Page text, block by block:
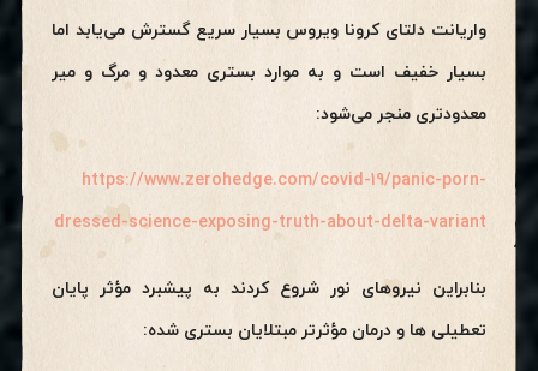
واریانت دلتای کرونا ویروس بسیار سریع گسترش می‌یابد اما
بسیار خفیف است و به موارد بستری معدود و مرگ و میر
معدودتری منجر می‌شود:
https://www.zerohedge.com/covid-19/panic-porn-
dressed-science-exposing-truth-about-delta-variant
بنابراین نیروهای نور شروع کردند به پیشبرد مؤثر پایان
تعطیلی ها و درمان مؤثرتر مبتلایان بستری شده: